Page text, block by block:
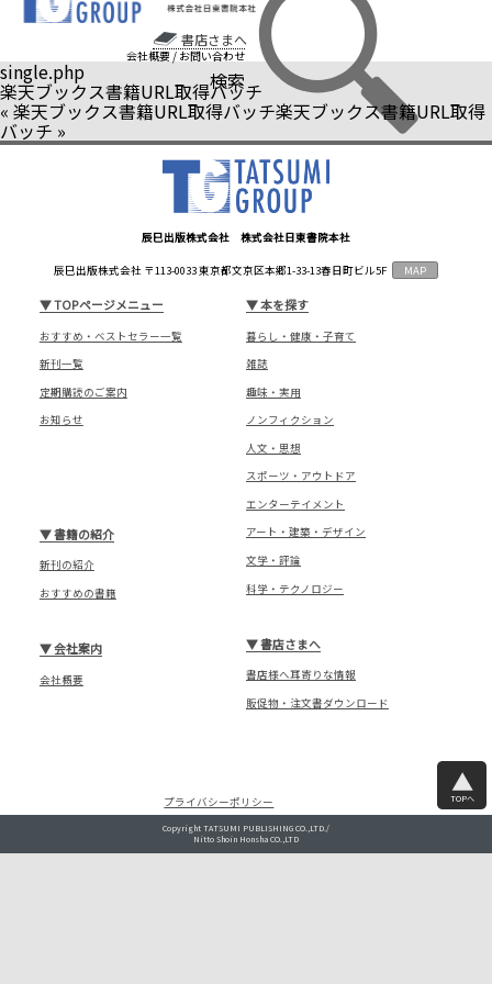
書店さまへ
会社概要 / お問い合わせ
検索
single.php
楽天ブックス書籍URL取得バッチ
« 楽天ブックス書籍URL取得バッチ楽天ブックス書籍URL取得
バッチ »
辰巳出版株式会社 株式会社日東書院本社
辰巳出版株式会社 〒113-0033 東京都文京区本郷1-33-13春日町ビル5F MAP
▼TOPページメニュー
おすすめ・ベストセラー一覧
新刊一覧
定期購読のご案内
お知らせ
▼本を探す
暮らし・健康・子育て
雑誌
趣味・実用
ノンフィクション
人文・思想
スポーツ・アウトドア
エンターテイメント
アート・建築・デザイン
文学・評論
科学・テクノロジー
▼書籍の紹介
新刊の紹介
おすすめの書籍
▼書店さまへ
書店様へ耳寄りな情報
販促物・注文書ダウンロード
▼会社案内
会社概要
プライバシーポリシー TOPへ
Copyright TATSUMI PUBLISHING CO.,LTD./
Nitto Shoin Honsha CO.,LTD